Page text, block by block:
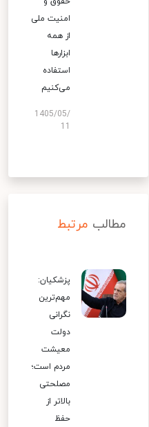
امنیت ملی
از همه
ابزارها
استفاده
می‌کنیم
1405/05/
مطالب مرتبط
پزشکیان:
مهم‌ترین
نگرانی
دولت
معیشت
مردم است؛
مصلحتی
بالاتر از
حفظ